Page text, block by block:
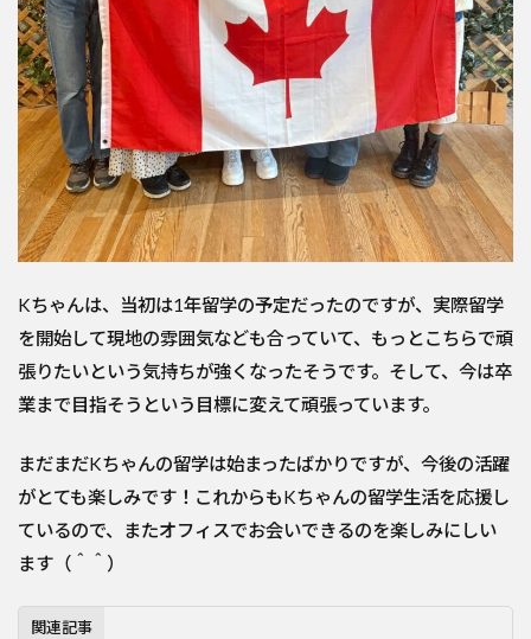
Kちゃんは、当初は1年留学の予定だったのですが、実際留学
を開始して現地の雰囲気なども合っていて、もっとこちらで頑
張りたいという気持ちが強くなったそうです。そして、今は卒
業まで目指そうという目標に変えて頑張っています。
まだまだKちゃんの留学は始まったばかりですが、今後の活躍
がとても楽しみです！これからもKちゃんの留学生活を応援し
ているので、またオフィスでお会いできるのを楽しみにしい
ます（＾＾）
関連記事